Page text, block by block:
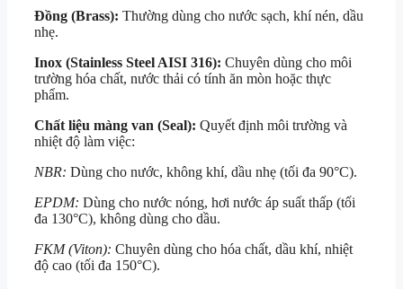
Đồng (Brass): Thường dùng cho nước sạch, khí nén, dầu
nhẹ.
Inox (Stainless Steel AISI 316): Chuyên dùng cho môi
trường hóa chất, nước thải có tính ăn mòn hoặc thực
phẩm.
Chất liệu màng van (Seal): Quyết định môi trường và
nhiệt độ làm việc:
NBR: Dùng cho nước, không khí, dầu nhẹ (tối đa 90°C).
EPDM: Dùng cho nước nóng, hơi nước áp suất thấp (tối
đa 130°C), không dùng cho dầu.
FKM (Viton): Chuyên dùng cho hóa chất, dầu khí, nhiệt
độ cao (tối đa 150°C).